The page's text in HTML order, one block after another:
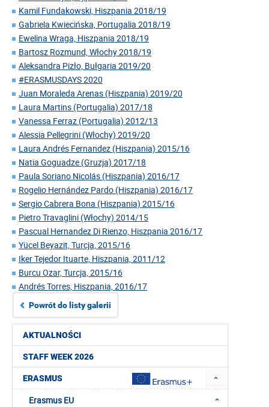
AKTUALNOŚCI
STAFF WEEK 2026
ERASMUS
Erasmus EU
Kamil Fundakowski, Hiszpania 2018/19
Gabriela Kwiecińska, Portugalia 2018/19
Ewelina Wraga, Hiszpania 2018/19
Bartosz Rozmund, Włochy 2018/19
Aleksandra Pizło, Bułgaria 2019/20
#ERASMUSDAYS 2020
Juan Moraleda Arenas (Hiszpania) 2019/20
Laura Martins (Portugalia) 2017/18
Vanessa Ferraz (Portugalia) 2012/13
Alessia Pellegrini (Włochy) 2019/20
Laura Andrés Fernandez (Hiszpania) 2015/16
Natia Goguadze (Gruzja) 2017/18
Paula Soriano Nicolás (Hiszpania) 2016/17
Rogelio Hernández Pardo (Hiszpania) 2016/17
Sergio Cabrera Bona (Hiszpania) 2015/16
Pietro Travaglini (Włochy) 2014/15
Pascual Hernandez Di Rienzo, Hiszpania 2016/17
Yücel Beyazit, Turcja, 2015/16
Iker Tejedor Ituarte, Hiszpania, 2011/12
Burcu Ozar, Turcja, 2015/16
Andrés Torres, Hiszpania, 2016/17
Powrót do listy galerii